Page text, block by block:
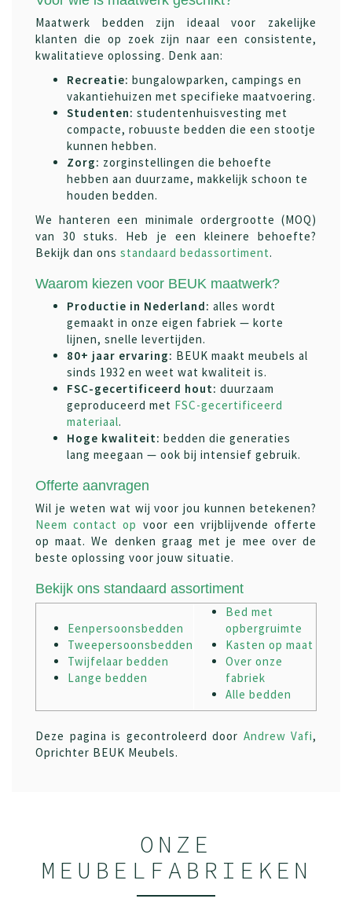
Maatwerk bedden zijn ideaal voor zakelijke
klanten die op zoek zijn naar een consistente,
kwalitatieve oplossing. Denk aan:
Recreatie: bungalowparken, campings en
vakantiehuizen met specifieke maatvoering.
Studenten: studentenhuisvesting met
compacte, robuuste bedden die een stootje
kunnen hebben.
Zorg: zorginstellingen die behoefte
hebben aan duurzame, makkelijk schoon te
houden bedden.
We hanteren een minimale ordergrootte (MOQ)
van 30 stuks. Heb je een kleinere behoefte?
Bekijk dan ons standaard bedassortiment.
Waarom kiezen voor BEUK maatwerk?
Productie in Nederland: alles wordt
gemaakt in onze eigen fabriek — korte
lijnen, snelle levertijden.
80+ jaar ervaring: BEUK maakt meubels al
sinds 1932 en weet wat kwaliteit is.
FSC-gecertificeerd hout: duurzaam
geproduceerd met FSC-gecertificeerd
materiaal.
Hoge kwaliteit: bedden die generaties
lang meegaan — ook bij intensief gebruik.
Offerte aanvragen
Wil je weten wat wij voor jou kunnen betekenen?
Neem contact op voor een vrijblijvende offerte
op maat. We denken graag met je mee over de
beste oplossing voor jouw situatie.
Bekijk ons standaard assortiment
Eenpersoonsbedden
Tweepersoonsbedden
Twijfelaar bedden
Lange bedden
Bed met
opbergruimte
Kasten op maat
Over onze
fabriek
Alle bedden
Deze pagina is gecontroleerd door Andrew Vafi,
Oprichter BEUK Meubels.
ONZE
MEUBELFABRIEKEN